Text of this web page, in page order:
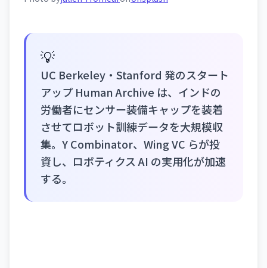
💡
UC Berkeley・Stanford 発のスタート
アップ Human Archive は、インドの
労働者にセンサー装備キャップを装着
させてロボット訓練データを大規模収
集。Y Combinator、Wing VC らが投
資し、ロボティクス AI の実用化が加速
する。